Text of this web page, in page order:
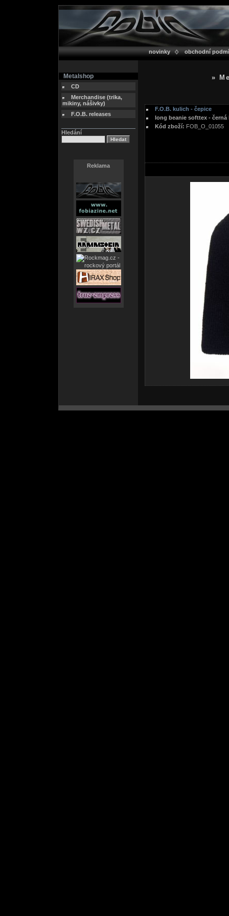
novinky obchodní
Metalshop
CD
Merchandise (trika,
mikiny, nášivky)
F.O.B. releases
Hledání
Reklama
»
F.O.B. kulich - čepice
long beanie softtex - černá
Kód zboží: FOB_O_01055